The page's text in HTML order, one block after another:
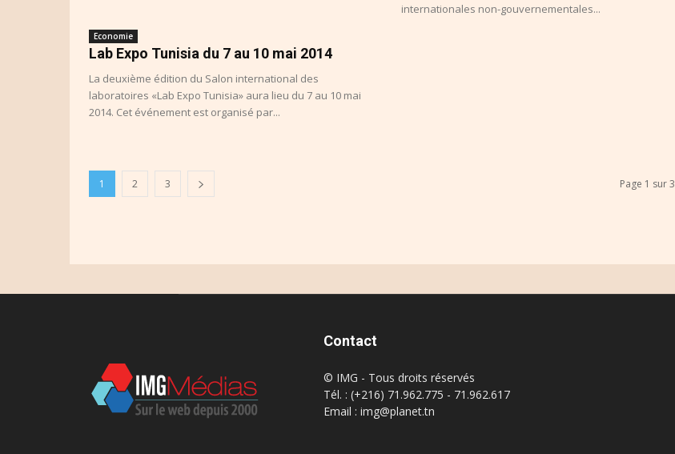
internationales non-gouvernementales...
Economie
Lab Expo Tunisia du 7 au 10 mai 2014
La deuxième édition du Salon international des
laboratoires «Lab Expo Tunisia» aura lieu du 7 au 10 mai
2014. Cet événement est organisé par...
1 2 3 Page 1 sur 3
Contact
© IMG - Tous droits réservés
Tél. : (+216) 71.962.775 - 71.962.617
Email : img@planet.tn